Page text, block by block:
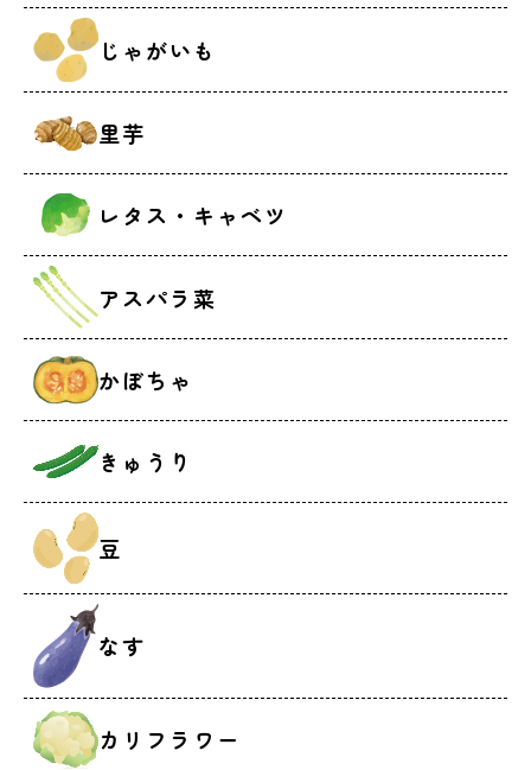
じゃがいも
里芋
レタス・キャベツ
アスパラ菜
かぼちゃ
きゅうり
豆
なす
カリフラワー